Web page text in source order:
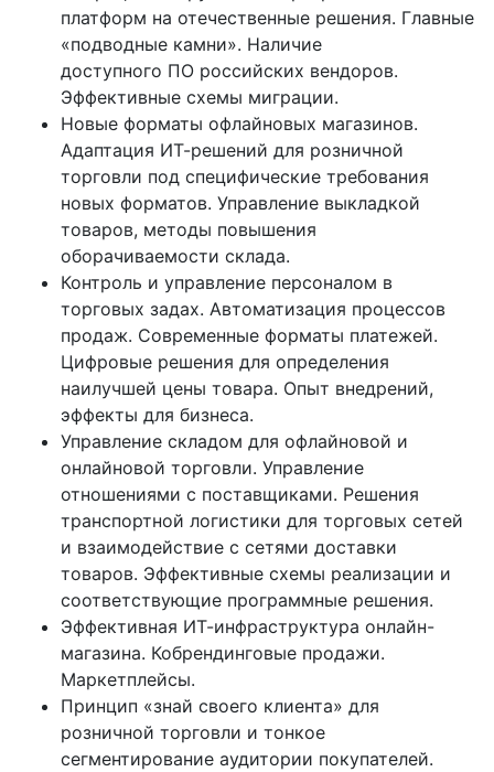
платформ на отечественные решения. Главные
«подводные камни». Наличие
доступного ПО российских вендоров.
Эффективные схемы миграции.
Новые форматы офлайновых магазинов.
Адаптация ИТ-решений для розничной
торговли под специфические требования
новых форматов. Управление выкладкой
товаров, методы повышения
оборачиваемости склада.
Контроль и управление персоналом в
торговых задах. Автоматизация процессов
продаж. Современные форматы платежей.
Цифровые решения для определения
наилучшей цены товара. Опыт внедрений,
эффекты для бизнеса.
Управление складом для офлайновой и
онлайновой торговли. Управление
отношениями с поставщиками. Решения
транспортной логистики для торговых сетей
и взаимодействие с сетями доставки
товаров. Эффективные схемы реализации и
соответствующие программные решения.
Эффективная ИТ-инфраструктура онлайн-
магазина. Кобрендинговые продажи.
Маркетплейсы.
Принцип «знай своего клиента» для
розничной торговли и тонкое
сегментирование аудитории покупателей.